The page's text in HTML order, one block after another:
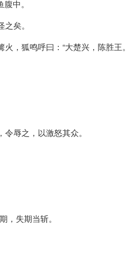
中。
矣。
，狐鸣呼曰：“大楚兴，陈胜王。
辱之，以激怒其众。
，失期当斩。